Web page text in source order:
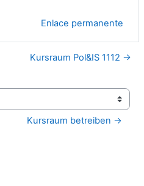
Enlace permanente
Kursraum Pol&IS 1112 →
Kursraum betreiben →